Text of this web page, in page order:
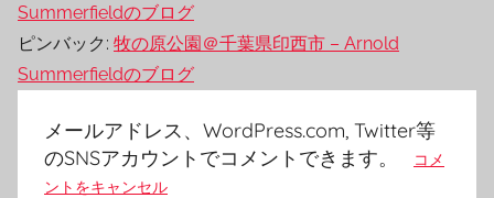
Summerfieldのブログ
ピンバック: 牧の原公園＠千葉県印西市 – Arnold
Summerfieldのブログ
メールアドレス、WordPress.com, Twitter等
のSNSアカウントでコメントできます。
コメ
ントをキャンセル